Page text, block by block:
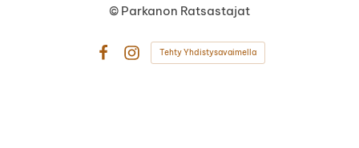
© Parkanon Ratsastajat
Tehty Yhdistysavaimella